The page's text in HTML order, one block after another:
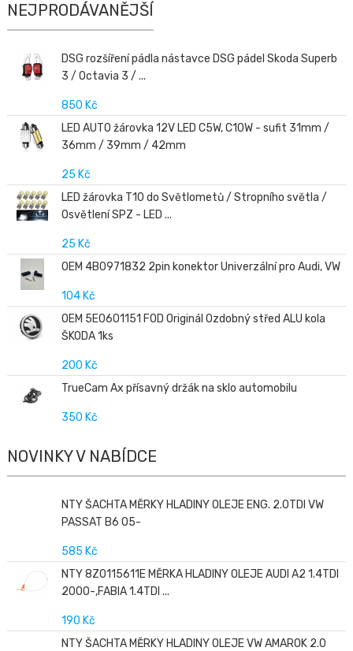
NEJPRODÁVANĚJŠÍ
DSG rozšíření pádla nástavce DSG pádel Skoda Superb
3 / Octavia 3 / ...
850 Kč
LED AUTO žárovka 12V LED C5W, C10W - sufit 31mm /
36mm / 39mm / 42mm
25 Kč
LED žárovka T10 do Světlometů / Stropního světla /
Osvětlení SPZ - LED ...
25 Kč
OEM 4B0971832 2pin konektor Univerzální pro Audi, VW
104 Kč
OEM 5E0601151 FOD Originál Ozdobný střed ALU kola
ŠKODA 1ks
200 Kč
TrueCam Ax přísavný držák na sklo automobilu
350 Kč
NOVINKY V NABÍDCE
NTY ŠACHTA MĚRKY HLADINY OLEJE ENG. 2.0TDI VW
PASSAT B6 05-
585 Kč
NTY 8Z0115611E MĚRKA HLADINY OLEJE AUDI A2 1.4TDI
2000-,FABIA 1.4TDI ...
190 Kč
NTY ŠACHTA MĚRKY HLADINY OLEJE VW AMAROK 2.0